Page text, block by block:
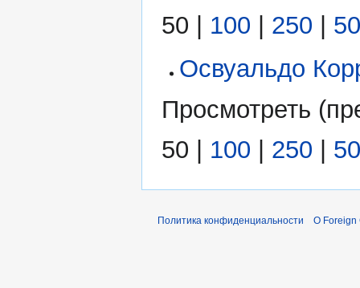
50 | 100 | 250 |
Освуальдо
Просмотреть (
50
100 250
Политика конфиденциальности О Foreign